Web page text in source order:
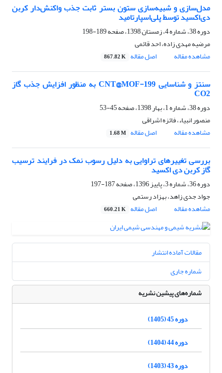
مدل‌سازی و شبیه‌سازی ستون بستر ثابت جذب واکنش‌دار کربن
دی‌اکسید توسط پلی‌اسپارتامید
دوره 38، شماره 4، زمستان 1398، صفحه
189-198
مرضیه مهدی زاده، احد قائمی
مشاهده مقاله
اصل مقاله 867.82 K
سنتز و شناسایی CNT@MOF-199 به منظور افزایش جذب گاز
CO2
دوره 38، شماره 1، بهار 1398، صفحه
45-53
منصور انبیاء، فائزه اشراقی
مشاهده مقاله
اصل مقاله 1.68 M
بررسی تغییرهای تراوایی به دلیل رسوب نمک در فرایند ترسیب
گاز کربن دی اکسید
دوره 36، شماره 3، پاییز 1396، صفحه
187-197
جواد جدی زاهد، بهزاد رستمی
مشاهده مقاله
اصل مقاله 660.21 K
مقالات آماده انتشار
شماره جاری
شماره‌های پیشین نشریه
دوره 45 (1405)
دوره 44 (1404)
دوره 43 (1403)